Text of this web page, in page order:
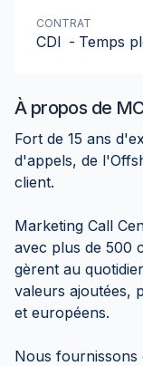
À propos de
Fort de 15 ans
d'appels, de
client.
Marketing Call
avec plus de 500
gèrent au
valeurs ajoutées,
et européens.
Nous fournissons
CONTRAT
CDI - Temps